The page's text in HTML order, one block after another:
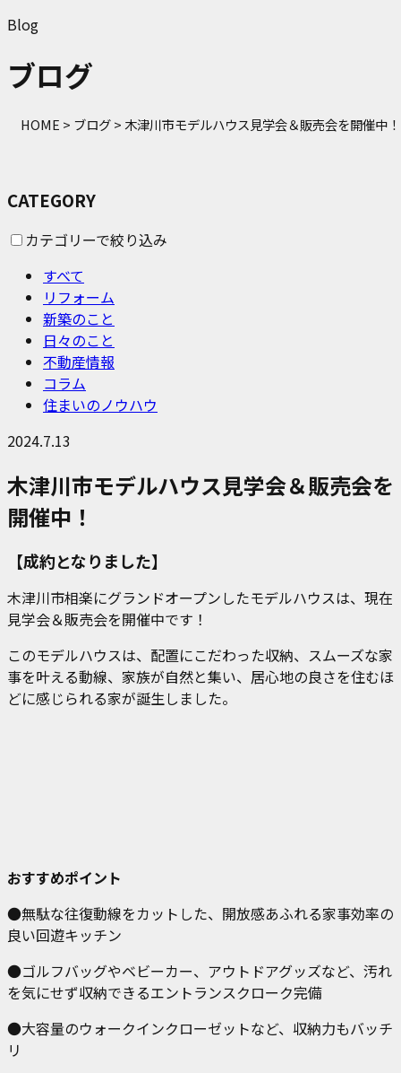
Blog
ブログ
HOME > ブログ> 木津川市モデルハウス見学会＆販売会を開催中！
CATEGORY
カテゴリーで絞り込み
すべて
リフォーム
新築のこと
日々のこと
不動産情報
コラム
住まいのノウハウ
2024.7.13
木津川市モデルハウス見学会＆販売会を
開催中！
【成約となりました】
木津川市相楽にグランドオープンしたモデルハウスは、現在
見学会＆販売会を開催中です！
このモデルハウスは、配置にこだわった収納、スムーズな家
事を叶える動線、家族が自然と集い、居心地の良さを住むほ
どに感じられる家が誕生しました。
おすすめポイント
●無駄な往復動線をカットした、開放感あふれる家事効率の
良い回遊キッチン
●ゴルフバッグやベビーカー、アウトドアグッズなど、汚れ
を気にせず収納できるエントランスクローク完備
●大容量のウォークインクローゼットなど、収納力もバッチ
リ